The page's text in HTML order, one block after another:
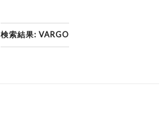
検索結果: VARGO